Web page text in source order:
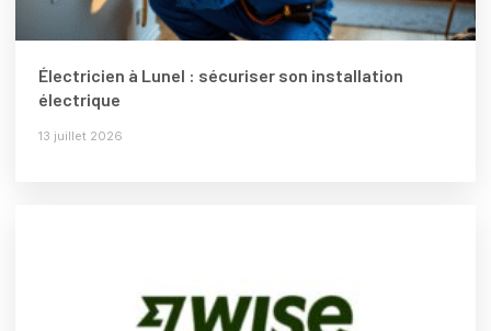
Électricien à Lunel : sécuriser son installation
électrique
13 juillet 2026